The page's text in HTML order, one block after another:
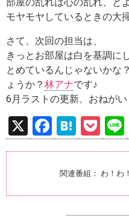
モヤモヤしているときの大
さて、次回の担当は、
きっとお部屋は白を基調に
とめているんじゃないかな
ょうか？ 林アナです♪
6月ラストの更新、おねが
X
F
a
ce
b
o
H
at
e
n
a
P
o
ck
et
e
関連番組： わ！わ